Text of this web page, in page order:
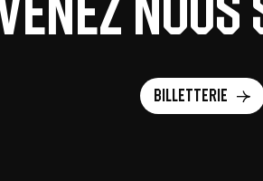
Billetterie